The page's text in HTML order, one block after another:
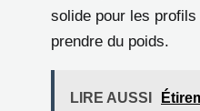
solide pour les
prendre du poids.
LIRE AUSSI